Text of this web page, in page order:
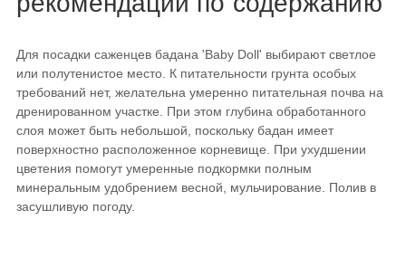
Для посадки саженцев бадана 'Baby Doll' выбирают светлое
или полутенистое место. К питательности грунта особых
требований нет, желательна умеренно питательная почва на
дренированном участке. При этом глубина обработанного
слоя может быть небольшой, поскольку бадан имеет
поверхностно расположенное корневище. При ухудшении
цветения помогут умеренные подкормки полным
минеральным удобрением весной, мульчирование. Полив в
засушливую погоду.